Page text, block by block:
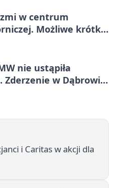
w centrum
Możliwe krótkie
nie ustąpiła
Zderzenie w Dąbrowie
i Caritas w akcji dla